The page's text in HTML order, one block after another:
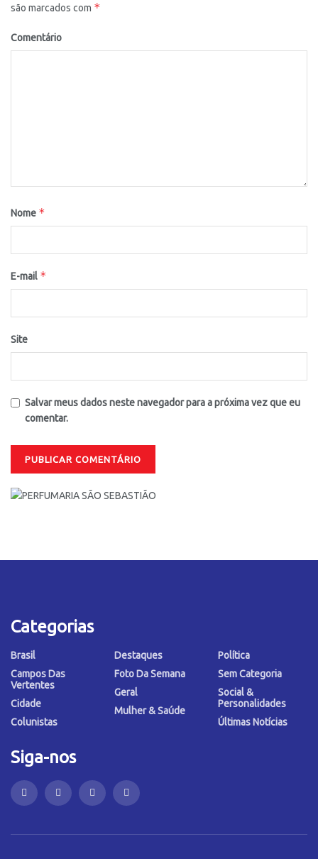
são marcados com *
Comentário
Nome *
E-mail *
Site
Salvar meus dados neste navegador para a próxima vez que eu
comentar.
Categorias
Brasil
Campos Das
Vertentes
Cidade
Colunistas
Destaques
Foto Da Semana
Geral
Mulher & Saúde
Política
Sem Categoria
Social &
Personalidades
Últimas Notícias
Siga-nos